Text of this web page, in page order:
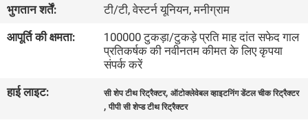
संपर्क
समाचार
भुगतान शर्तें:
टी/टी, वेस्टर्न यूनियन, मनीग्राम
आपूर्ति की क्षमता:
100000 टुकड़ा/टुकड़े प्रति माह दांत सफेद गाल
प्रतिकर्षक की नवीनतम कीमत के लिए कृपया
संपर्क करें
हाई लाइट:
सी शेप टीथ रिट्रैक्टर,ऑटोक्लेवेबल व्हाइटनिंग डेंटल चीक रिट्रैक्टर
,पीपी सी शेप्ड टीथ रिट्रैक्टर